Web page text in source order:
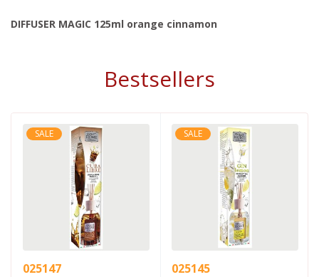
DIFFUSER MAGIC 125ml orange cinnamon
Bestsellers
SALE
025147
SALE
025145